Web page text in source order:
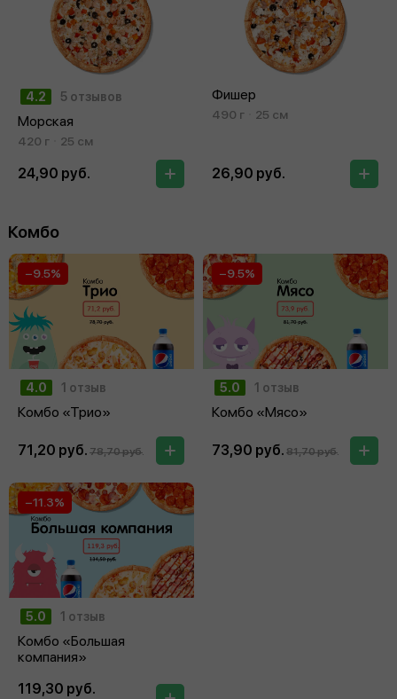
4.2 5 отзывов
Морская
420 г 25 см
24,90 руб.
Фишер
490 г 25 см
26,90 руб.
Комбо
4.0 1 отзыв
Комбо «Трио»
−9.5%
71,20 руб. 78,70 руб.
5.0 1 отзыв
Комбо «Мясо»
−9.5%
73,90 руб. 81,70 руб.
5.0 1 отзыв
Комбо «Большая
компания»
−11.3%
119,30 руб.